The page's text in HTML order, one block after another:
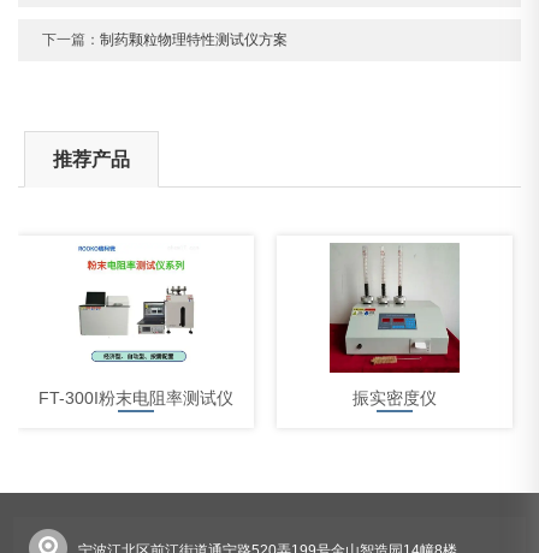
下一篇：制药颗粒物理特性测试仪方案
推荐产品
FT-300I粉末电阻率测试仪 振实密度仪